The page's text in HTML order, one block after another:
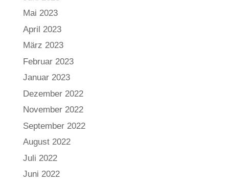
Mai 2023
April 2023
März 2023
Februar 2023
Januar 2023
Dezember 2022
November 2022
September 2022
August 2022
Juli 2022
Juni 2022